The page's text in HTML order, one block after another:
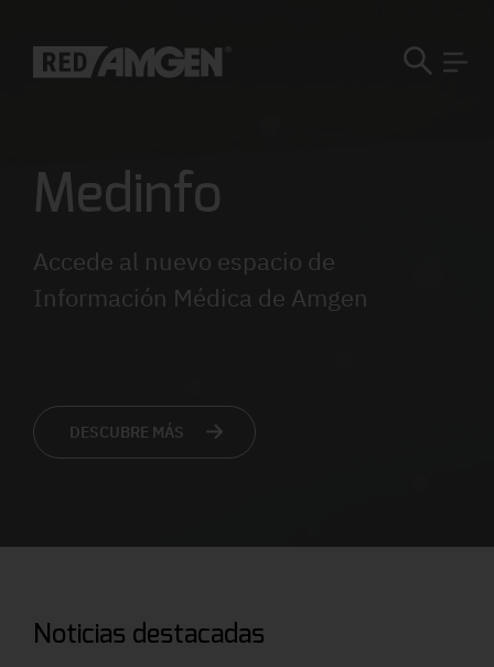
Medinfo
Accede al nuevo espacio de
Información Médica de Amgen
DESCUBRE MÁS
Noticias destacadas